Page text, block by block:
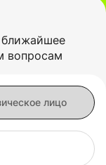
ближайшее
вопросам